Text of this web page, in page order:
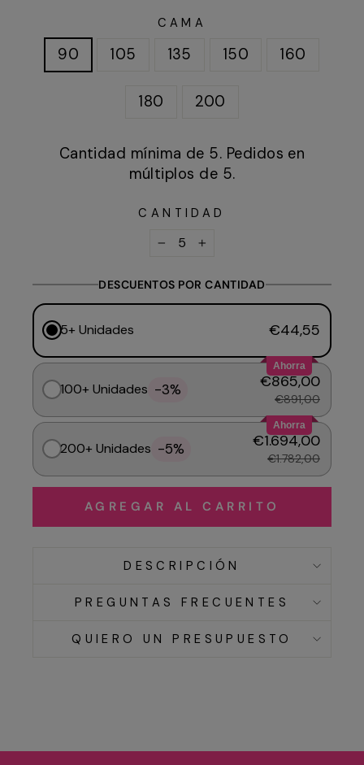
CAMA
90 105 135 150 160
180 200
Cantidad mínima de 5. Pedidos en
múltiplos de 5.
CANTIDAD
DESCUENTOS POR CANTIDAD
5+ Unidades €44,55
Ahorra
100+ Unidades -3% €865,00
€891,00
Ahorra
200+ Unidades -5% €1.694,00
€1.782,00
AGREGAR AL CARRITO
DESCRIPCIÓN
PREGUNTAS FRECUENTES
QUIERO UN PRESUPUESTO